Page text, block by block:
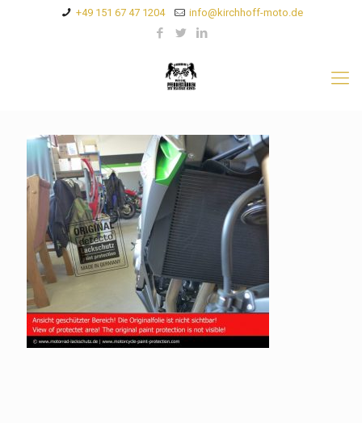
+49 151 67 47 1204 info@kirchhoff-moto.de